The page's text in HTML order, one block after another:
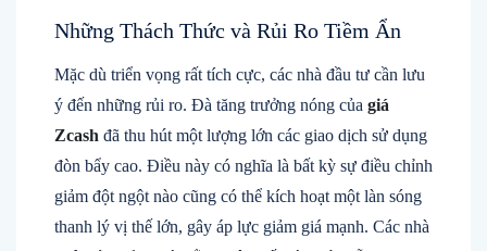
Những Thách Thức và Rủi Ro Tiềm Ẩn
Mặc dù triển vọng rất tích cực, các nhà đầu tư cần lưu
ý đến những rủi ro. Đà tăng trưởng nóng của giá
Zcash đã thu hút một lượng lớn các giao dịch sử dụng
đòn bẩy cao. Điều này có nghĩa là bất kỳ sự điều chỉnh
giảm đột ngột nào cũng có thể kích hoạt một làn sóng
thanh lý vị thế lớn, gây áp lực giảm giá mạnh. Các nhà